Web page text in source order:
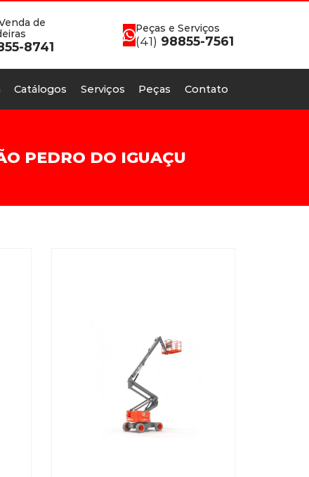
de
8741
Peças e Serviços
(41) 98855-7561
Catálogos Serviços Peças Contato
PEDRO DO IGUAÇU